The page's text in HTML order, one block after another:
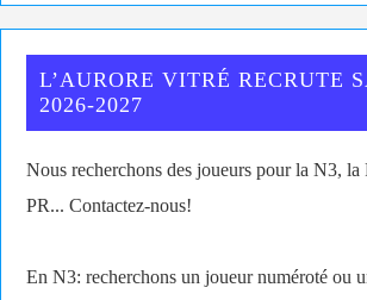
L’AURORE VITRÉ RECRUTE
2026-2027
Nous recherchons des joueurs pour la N3, la
PR... Contactez-nous!
En N3: recherchons un joueur numéroté ou